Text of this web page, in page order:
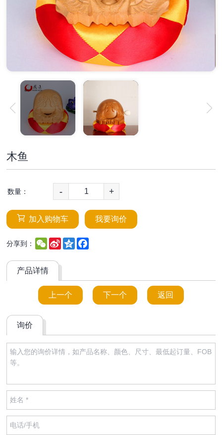
木鱼
数量： - +
加入购物车 我要询价
分享到： WeChat
Sina
Weibo
Qzone
产品详情
上一个 下一个 返回
询价